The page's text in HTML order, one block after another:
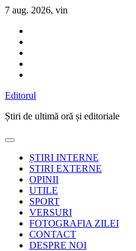
Sari
conținut
7 aug. 2026, vin
Editorul
Știri de ultimă oră și editoriale
ȘTIRI INTERNE
STIRI EXTERNE
OPINII
UTILE
SPORT
VERSURI
FOTOGRAFIA ZILEI
CONTACT
DESPRE NOI